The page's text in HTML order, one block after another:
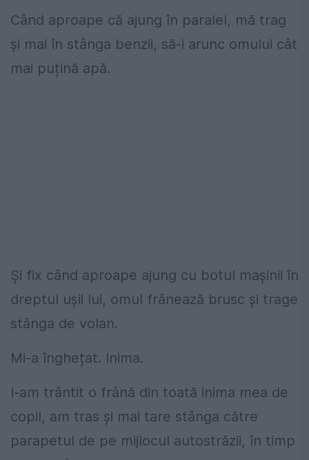
Când aproape că ajung în paralel, mă trag
și mai în stânga benzii, să-i arunc omului cât
mai puțină apă.
Și fix când aproape ajung cu botul mașinii în
dreptul ușii lui, omul frânează brusc și trage
stânga de volan.
Mi-a înghețat. Inima.
I-am trântit o frână din toată inima mea de
copil, am tras și mai tare stânga către
parapetul de pe mijlocul autostrăzii, în timp